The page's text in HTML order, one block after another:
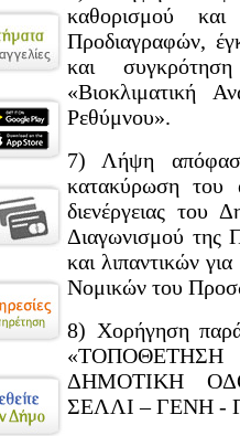
καθορισμού
Προδιαγραφών,
και
«Βιοκλιματική
Ρεθύμνου».
7) Λήψη
κατακύρωση του
διενέργειας του
Διαγωνισμού της
και λιπαντικών
Νομικών του
8) Χορήγηση
ΔΗΜΟΤΙΚΗ
ΣΕΛΛΙ – ΓΕΝΗ -